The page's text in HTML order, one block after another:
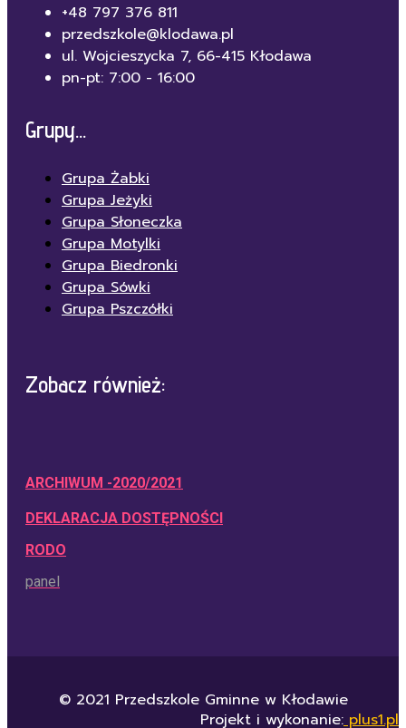
+48 797 376 811
przedszkole@klodawa.pl
ul. Wojcieszycka 7, 66-415 Kłodawa
pn-pt: 7:00 - 16:00
Grupy...
Grupa Żabki
Grupa Jeżyki
Grupa Słoneczka
Grupa Motylki
Grupa Biedronki
Grupa Sówki
Grupa Pszczółki
Zobacz również:
ARCHIWUM -2020/2021
DEKLARACJA DOSTĘPNOŚCI
RODO
panel
© 2021 Przedszkole Gminne w Kłodawie
Projekt i wykonanie: plus1.pl